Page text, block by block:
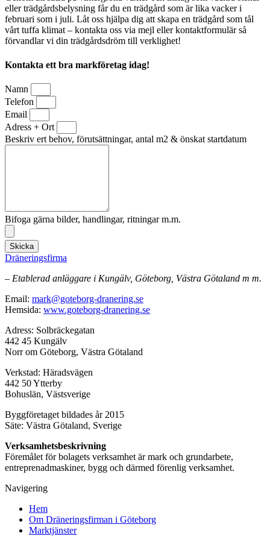
eller trädgårdsbelysning får du en trädgård som är lika vacker i
februari som i juli. Låt oss hjälpa dig att skapa en trädgård som tål
vårt tuffa klimat – kontakta oss via mejl eller kontaktformulär så
förvandlar vi din trädgårdsdröm till verklighet!
Kontakta ett bra markföretag idag!
Namn
Telefon
Email
Adress + Ort
Beskriv ert behov, förutsättningar, antal m2 & önskat startdatum
Bifoga gärna bilder, handlingar, ritningar m.m.
Skicka
Dräneringsfirma
– Etablerad anläggare i Kungälv, Göteborg, Västra Götaland m m.
Email: mark@goteborg-dranering.se
Hemsida: www.goteborg-dranering.se
Adress: Solbräckegatan
442 45 Kungälv
Norr om Göteborg, Västra Götaland
Verkstad: Häradsvägen
442 50 Ytterby
Bohuslän, Västsverige
Byggföretaget bildades år 2015
Säte: Västra Götaland, Sverige
Verksamhetsbeskrivning
Föremålet för bolagets verksamhet är mark och grundarbete,
entreprenadmaskiner, bygg och därmed förenlig verksamhet.
Navigering
Hem
Om Dräneringsfirman i Göteborg
Marktjänster